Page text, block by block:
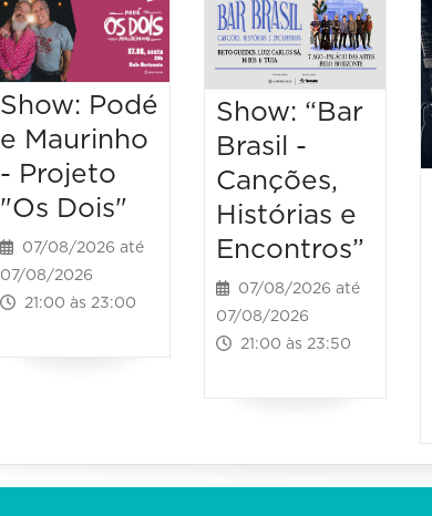
Show: Podé
e Maurinho
- Projeto
"Os Dois"
07/08/2026 até
07/08/2026
21:00 às 23:00
Show: “Bar
Brasil -
Canções,
Histórias e
Encontros”
07/08/2026 até
07/08/2026
21:00 às 23:50